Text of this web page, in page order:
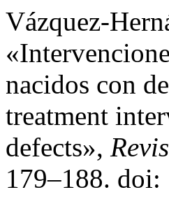
Vázquez-
nacidos con
treatment
defects»,
179–188.